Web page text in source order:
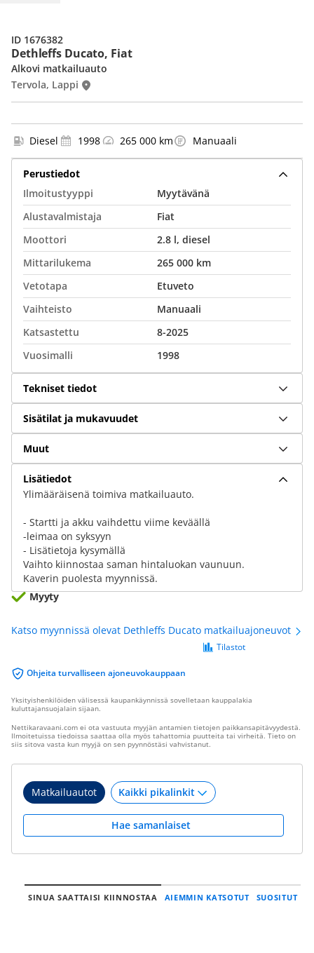
Dethleffs Ducato, Fiat
Alkovi matkailuauto
Tervola, Lappi
ID 1676382
Diesel 1998 265 000 km Manuaali
Perustiedot
Ilmoitustyyppi
Myytävänä
Alustavalmistaja
Fiat
Moottori
2.8 l, diesel
Mittarilukema
265 000 km
Vetotapa
Etuveto
Vaihteisto
Manuaali
Katsastettu
8-2025
Vuosimalli
1998
Tekniset tiedot
Sisätilat ja mukavuudet
Muut
Lisätiedot
Ylimääräisenä toimiva matkailuauto.
- Startti ja akku vaihdettu viime keväällä
-leimaa on syksyyn
- Lisätietoja kysymällä
Vaihto kiinnostaa saman hintaluokan vaunuun.
Kaverin puolesta myynnissä.
Myyty
Katso myynnissä olevat Dethleffs Ducato matkailuajoneuvot
Ohjeita turvalliseen ajoneuvokauppaan
Tilastot
Yksityishenkilöiden välisessä kaupankäynnissä sovelletaan kauppalakia
kuluttajansuojalain sijaan.
Nettikaravaani.com ei ota vastuuta myyjän antamien tietojen paikkansapitävyydestä.
Ilmoitetuissa tiedoissa saattaa olla myös tahattomia puutteita tai virheitä. Tieto on
siis sitova vasta kun myyjä on sen pyynnöstäsi vahvistanut.
Matkailuautot
Hae samanlaiset
SINUA SAATTAISI KIINNOSTAA AIEMMIN KATSOTUT SUOSITUT